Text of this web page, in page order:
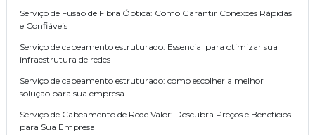
Serviço de Fusão de Fibra Óptica: Como Garantir Conexões Rápidas
e Confiáveis
Serviço de cabeamento estruturado: Essencial para otimizar sua
infraestrutura de redes
Serviço de cabeamento estruturado: como escolher a melhor
solução para sua empresa
Serviço de Cabeamento de Rede Valor: Descubra Preços e Benefícios
para Sua Empresa